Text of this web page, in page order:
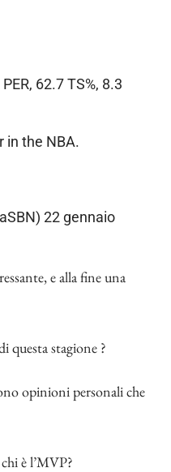
62.7 TS%, 8.3
in the NBA.
22 gennaio
e alla fine una
questa stagione ?
opinioni personali che
è l’MVP?